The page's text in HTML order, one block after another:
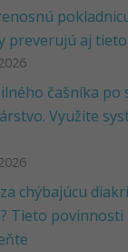
preverujú aj
čašníka po
Využite
chýbajúcu
Tieto povinnosti